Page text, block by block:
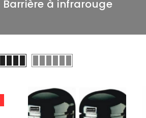
Barrière à infrarouge